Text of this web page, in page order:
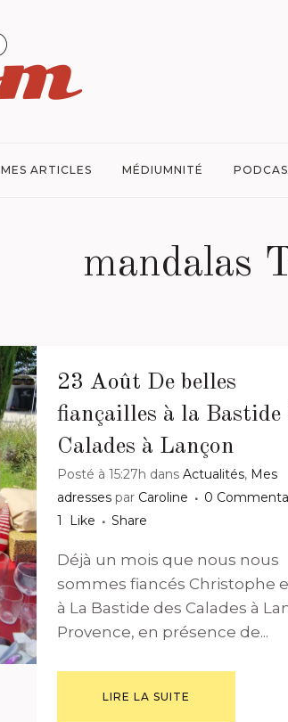
MES ARTICLES MÉDIUMNITÉ
mandalas
23 Août De belles
fiançailles à la Bastide
Calades à Lançon
Posté à 15:27h dans Actualités, Mes
adresses par Caroline
0
1
Like Share
Déjà un mois que nous nous
sommes fiancés Christophe
à La Bastide des Calades à
Provence, en présence de...
LIRE LA SUITE